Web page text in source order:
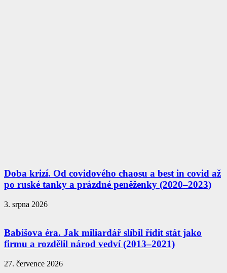
Doba krizí. Od covidového chaosu a best in covid až
po ruské tanky a prázdné peněženky (2020–2023)
3. srpna 2026
Babišova éra. Jak miliardář slíbil řídit stát jako
firmu a rozdělil národ vedví (2013–2021)
27. července 2026